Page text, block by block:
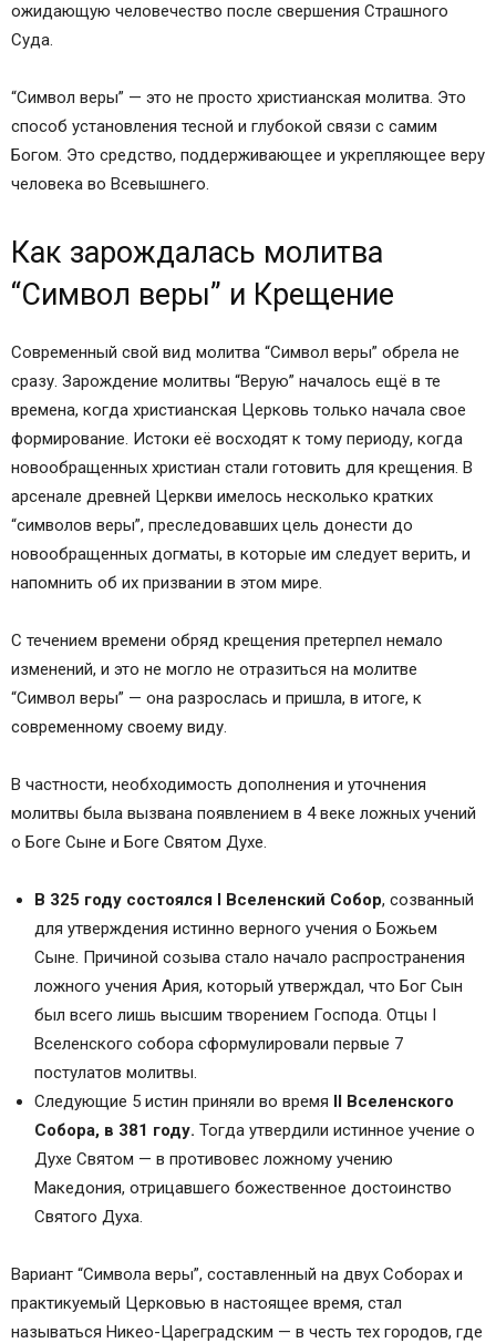
ожидающую человечество после свершения Страшного
Суда.
“Символ веры” — это не просто христианская молитва. Это
способ установления тесной и глубокой связи с самим
Богом. Это средство, поддерживающее и укрепляющее веру
человека во Всевышнего.
Как зарождалась молитва
“Символ веры” и Крещение
Современный свой вид молитва “Символ веры” обрела не
сразу. Зарождение молитвы “Верую” началось ещё в те
времена, когда христианская Церковь только начала свое
формирование. Истоки её восходят к тому периоду, когда
новообращенных христиан стали готовить для крещения. В
арсенале древней Церкви имелось несколько кратких
“символов веры”, преследовавших цель донести до
новообращенных догматы, в которые им следует верить, и
напомнить об их призвании в этом мире.
С течением времени обряд крещения претерпел немало
изменений, и это не могло не отразиться на молитве
“Символ веры” — она разрослась и пришла, в итоге, к
современному своему виду.
В частности, необходимость дополнения и уточнения
молитвы была вызвана появлением в 4 веке ложных учений
о Боге Сыне и Боге Святом Духе.
В 325 году состоялся I Вселенский Собор, созванный
для утверждения истинно верного учения о Божьем
Сыне. Причиной созыва стало начало распространения
ложного учения Ария, который утверждал, что Бог Сын
был всего лишь высшим творением Господа. Отцы I
Вселенского собора сформулировали первые 7
постулатов молитвы.
Следующие 5 истин приняли во время II Вселенского
Собора, в 381 году. Тогда утвердили истинное учение о
Духе Святом — в противовес ложному учению
Македония, отрицавшего божественное достоинство
Святого Духа.
Вариант “Символа веры”, составленный на двух Соборах и
практикуемый Церковью в настоящее время, стал
называться Никео-Цареградским — в честь тех городов, где